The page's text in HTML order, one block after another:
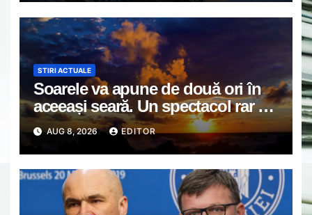
STIRI ACTUALE
Soarele va apune de două ori în
aceeași seară. Un spectacol rar va
întrerupe liniștea unui sat din
Europa
AUG 8, 2026 EDITOR